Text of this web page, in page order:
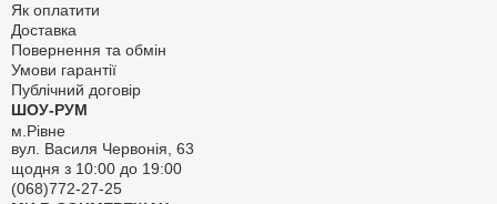
Як оплатити
Доставка
Повернення та обмін
Умови гарантії
Публічний договір
ШОУ-РУМ
м.Рівне
вул. Василя Червонія, 63
щодня з 10:00 до 19:00
(068)772-27-25